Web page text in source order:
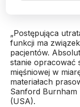
„Postępująca
funkcji ma
pacjentów.
stanie opracować
mięśniowej w
materiałach
Sanford Burnham
(USA).